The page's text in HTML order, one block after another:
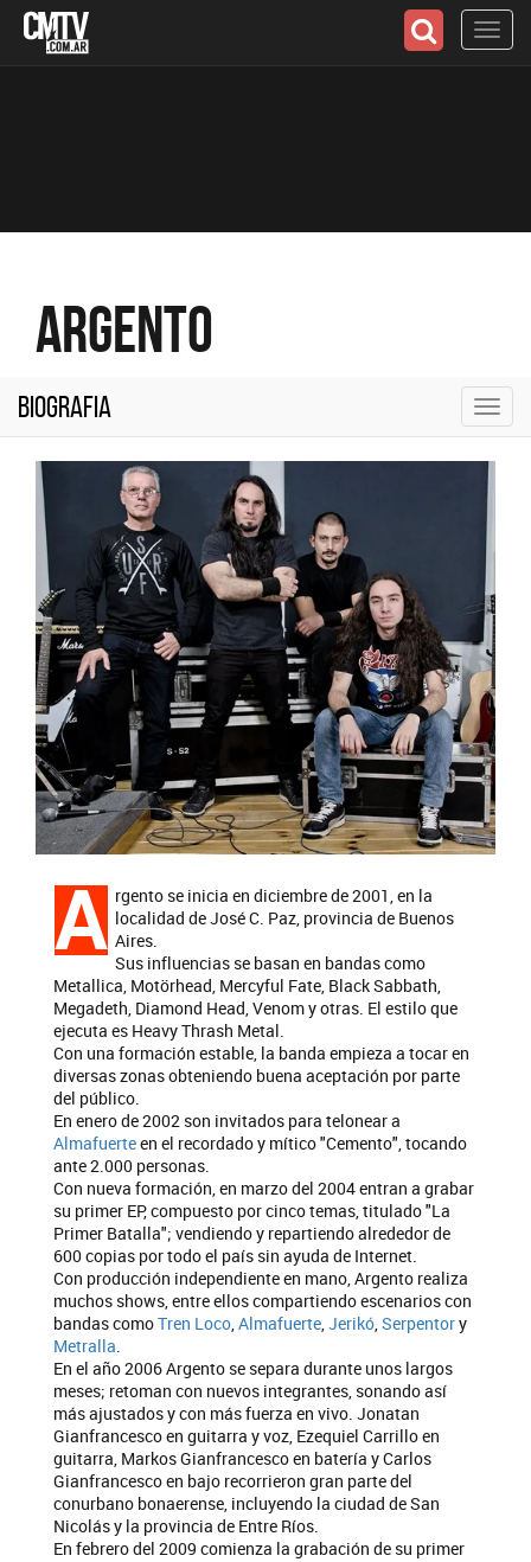
Argento
Biografia
A rgento se inicia en diciembre de 2001, en la
localidad de José C. Paz, provincia de Buenos
Aires.
Sus influencias se basan en bandas como
Metallica, Motörhead, Mercyful Fate, Black Sabbath,
Megadeth, Diamond Head, Venom y otras. El estilo que
ejecuta es Heavy Thrash Metal.
Con una formación estable, la banda empieza a tocar en
diversas zonas obteniendo buena aceptación por parte
del público.
En enero de 2002 son invitados para telonear a
Almafuerteen el recordado y mítico "Cemento", tocando
ante 2.000 personas.
Con nueva formación, en marzo del 2004 entran a grabar
su primer EP, compuesto por cinco temas, titulado "La
Primer Batalla"; vendiendo y repartiendo alrededor de
600 copias por todo el país sin ayuda de Internet.
Con producción independiente en mano, Argento realiza
muchos shows, entre ellos compartiendo escenarios con
bandas comoTren Loco,Almafuerte,Jerikó,Serpentory
Metralla.
En el año 2006 Argento se separa durante unos largos
meses; retoman con nuevos integrantes, sonando así
más ajustados y con más fuerza en vivo. Jonatan
Gianfrancesco en guitarra y voz, Ezequiel Carrillo en
guitarra, Markos Gianfrancesco en batería y Carlos
Gianfrancesco en bajo recorrieron gran parte del
conurbano bonaerense, incluyendo la ciudad de San
Nicolás y la provincia de Entre Ríos.
En febrero del 2009 comienza la grabación de su primer